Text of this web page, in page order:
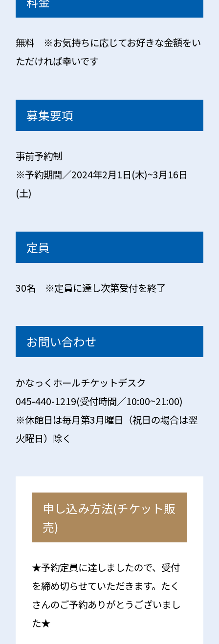
無料 ※お気持ちに応じてお好きな金額をい
ただければ幸いです
募集要項
事前予約制
※予約期間／2024年2月1日(木)~3月16日
(土)
定員
30名 ※定員に達し次第受付を終了
お問い合わせ
かなっくホールチケットデスク
045-440-1219(受付時間／10:00~21:00)
※休館日は毎月第3月曜日（祝日の場合は翌
火曜日）除く
申し込み方法(チケット販
売)
★予約定員に達しましたので、受付
を締め切らせていただきます。たく
さんのご予約ありがとうございまし
た★